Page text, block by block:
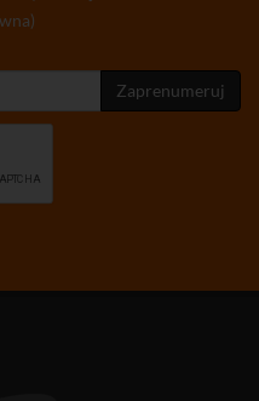
Zaprenumeruj